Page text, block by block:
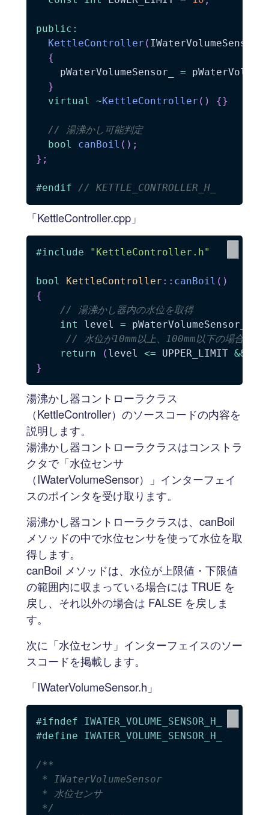
public :
KettleController ( IWaterVolumeSensor
{
    pWaterVolumeSensor_
=
}
virtual
~KettleController ( ) {}
// 湯沸かし可能判定
bool
canBoil ( ) ;
} ;
#endif // KETTLE_CONTROLLER_H_
「KettleController.cpp」
#include "KettleController.h"
bool KettleController :: canBoil ( )
{
// 湯沸かし器内の水位を取得
int
level = pWaterVolumeSensor_
// 水位が10mm以上、100mm以下の場合は
return
( level <= UPPER_LIMIT &&
}
湯沸かし器コントローラクラス
（KettleController）のソースコードの内容を
説明します。
湯沸かし器コントローラクラスはコンストラ
クタで「水位センサ
（IWaterVolumeSensor）」インターフェイ
スのポインタを受け取ります。
湯沸かし器コントローラクラスは、canBoil
メソッドの中で水位センサを使って水位を取
得します。
canBoil メソッドは、水位が上限値・下限値
の範囲内に収まっている場合には TRUE を
戻し、それ以外の場合は FALSE を戻しま
す。
次に「水位センサ」インターフェイスのソー
スコードを掲載します。
「IWaterVolumeSensor.h」
#ifndef
IWATER_VOLUME_SENSOR_H_
#define IWATER_VOLUME_SENSOR_H_
/**
* IWaterVolumeSensor
* 水位センサ
*/